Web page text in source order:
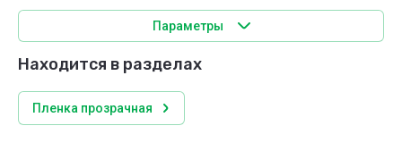
Параметры
Находится в разделах
Пленка прозрачная